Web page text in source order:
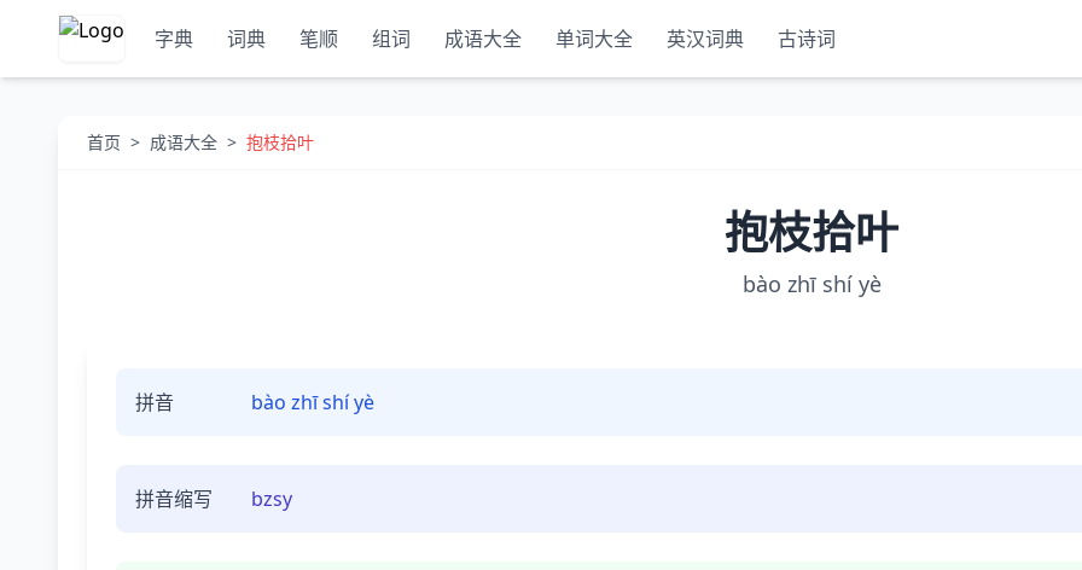
字典 词典 笔顺 组词 成语大全 单词大全 英汉词典 古诗词
首页 > 成语大全 > 抱枝拾叶
抱枝拾叶
bào zhī shí yè
拼音 bào zhī shí yè
拼音缩写 bzsy